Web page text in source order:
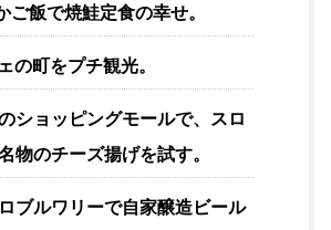
ご飯で焼鮭定食の幸せ。
の町をプチ観光。
ショッピングモールで、スロ
物のチーズ揚げを試す。
ブルワリーで自家醸造ビール